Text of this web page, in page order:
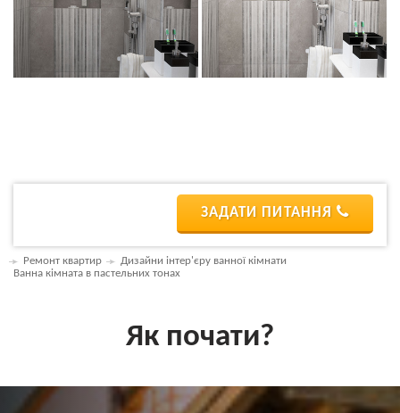
ЗАДАТИ ПИТАННЯ
Ремонт квартир
Дизайни інтер'єру ванної кімнати
Ванна кімната в пастельних тонах
Як почати?